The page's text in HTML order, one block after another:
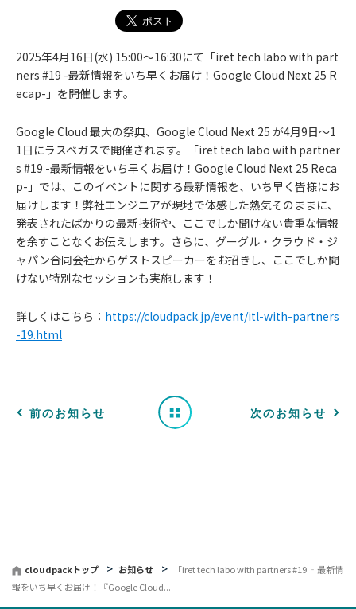
2025年4月16日(水) 15:00〜16:30にて「iret tech labo with part
ners #19 -最新情報をいち早くお届け！Google Cloud Next 25 R
ecap-」を開催します。
Google Cloud 最大の祭典、Google Cloud Next 25 が4月9日～1
1日にラスベガスで開催されます。「iret tech labo with partner
s #19 -最新情報をいち早くお届け！Google Cloud Next 25 Reca
p-」では、このイベントに関する最新情報を、いち早く皆様にお
届けします！弊社エンジニアが現地で体感した熱気そのままに、
発表されたばかりの最新技術や、ここでしか聞けない貴重な情報
を余すことなくお伝えします。さらに、グーグル・クラウド・ジ
ャパン合同会社からゲストスピーカーをお招きし、ここでしか聞
けない特別なセッションも実施します！
詳しくはこちら： https://cloudpack.jp/event/itl-with-partners
-19.html
前のお知らせ
お
せ
一 次のお知らせ
cloudpackトップ お知らせ
「iret tech labo with partners #19 ‐最新情
報をいち早くお届け！『Google Cloud...